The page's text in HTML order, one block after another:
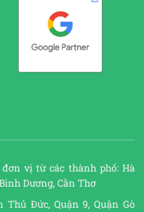
vị từ các thành phố: Hà
Dương, Cần Thơ
Thủ Đức, Quận 9, Quận Gò